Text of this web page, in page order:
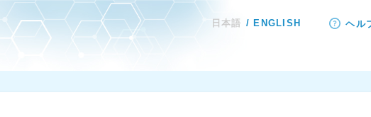
日本語 ENGLISH ヘル